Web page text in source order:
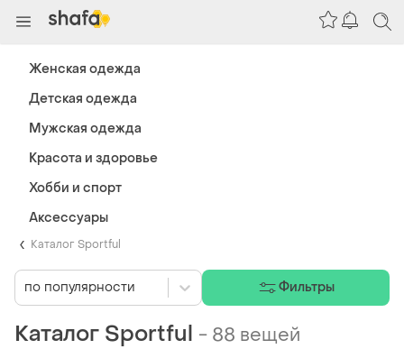
Каталог Sportful
Каталог Sportful - 88 вещей
по популярности Фильтры
Женская одежда
Детская одежда
Мужская одежда
Красота и здоровье
Хобби и спорт
Аксессуары